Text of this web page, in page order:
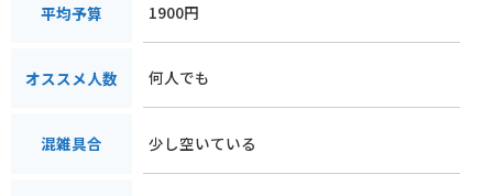
平均予算 1900円
オススメ人数 何人でも
混雑具合 少し空いている